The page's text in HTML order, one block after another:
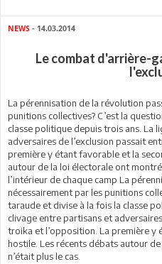
NEWS - 14.03.2014
Le combat d'arrière-
La pérennisation de la révolution
punitions collectives? C’est la
classe politique depuis trois ans. La
adversaires de l’exclusion passait
première y étant favorable et la
autour de la loi électorale ont montré
l’intérieur de chaque camp La
nécessairement par les punitions
taraude et divise à la fois la classe
clivage entre partisans et
troika et l’opposition. La première y
hostile. Les récents débats autour
n’était plus le cas.